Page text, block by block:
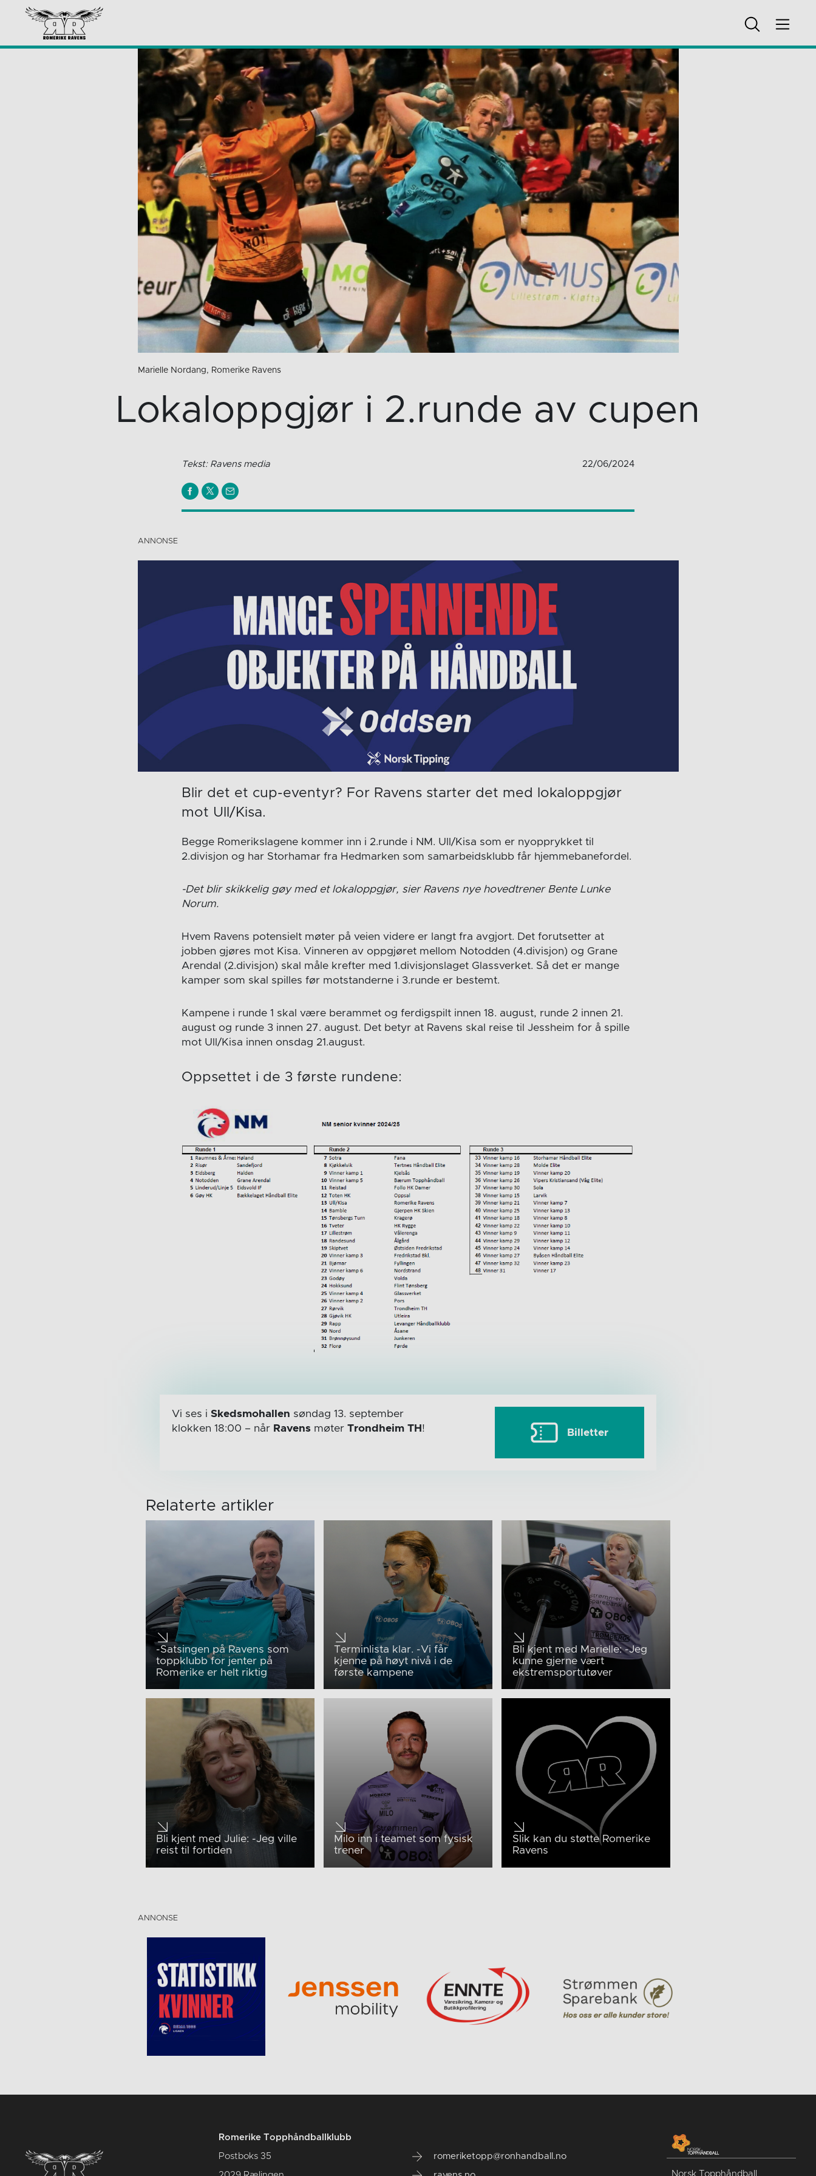
Marielle Nordang, Romerike Ravens
Lokaloppgjør i 2.runde av cupen
Tekst: Ravens media 22/06/2024
Blir det et cup-eventyr? For Ravens starter det med lokaloppgjør
mot Ull/Kisa.
Begge Romerikslagene kommer inn i 2.runde i NM. Ull/Kisa som er nyopprykket til
2.divisjon og har Storhamar fra Hedmarken som samarbeidsklubb får hjemmebanefordel.
-Det blir skikkelig gøy med et lokaloppgjør, sier Ravens nye hovedtrener Bente Lunke
Norum.
Hvem Ravens potensielt møter på veien videre er langt fra avgjort. Det forutsetter at
jobben gjøres mot Kisa. Vinneren av oppgjøret mellom Notodden (4.divisjon) og Grane
Arendal (2.divisjon) skal måle krefter med 1.divisjonslaget Glassverket. Så det er mange
kamper som skal spilles før motstanderne i 3.runde er bestemt.
Kampene i runde 1 skal være berammet og ferdigspilt innen 18. august, runde 2 innen 21.
august og runde 3 innen 27. august. Det betyr at Ravens skal reise til Jessheim for å spille
mot Ull/Kisa innen onsdag 21.august.
Oppsettet i de 3 første rundene:
Vi ses i Skedsmohallen søndag 13. september
klokken 18:00 – når Ravens møter Trondheim TH ! Billetter
Relaterte artikler
-Satsingen på Ravens som
toppklubb for jenter på
Romerike er helt riktig
Terminlista klar. -Vi får
kjenne på høyt nivå i de
første kampene
Bli kjent med Marielle: -Jeg
kunne gjerne vært
ekstremsportutøver
Bli kjent med Julie: -Jeg ville
reist til fortiden
Milo inn i teamet som fysisk
trener
Slik kan du støtte Romerike
Ravens
Romerike Topphåndballklubb
Postboks 35 romeriketopp@ronhandball.no
Norsk Topphåndball